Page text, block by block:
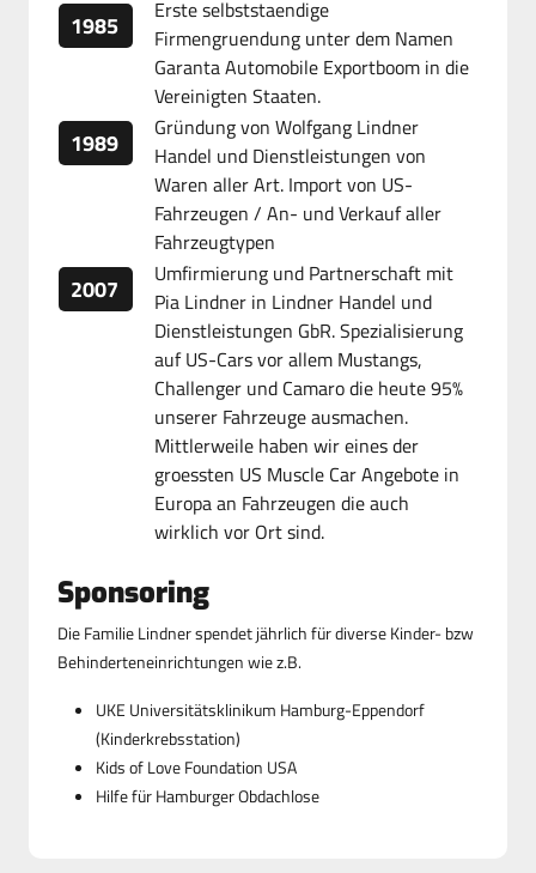
1985
Erste selbststaendige
Firmengruendung unter dem Namen
Garanta Automobile Exportboom in die
Vereinigten Staaten.
1989
Gründung von Wolfgang Lindner
Handel und Dienstleistungen von
Waren aller Art. Import von US-
Fahrzeugen / An- und Verkauf aller
Fahrzeugtypen
2007
Umfirmierung und Partnerschaft mit
Pia Lindner in Lindner Handel und
Dienstleistungen GbR. Spezialisierung
auf US-Cars vor allem Mustangs,
Challenger und Camaro die heute 95%
unserer Fahrzeuge ausmachen.
Mittlerweile haben wir eines der
groessten US Muscle Car Angebote in
Europa an Fahrzeugen die auch
wirklich vor Ort sind.
Sponsoring
Die Familie Lindner spendet jährlich für diverse Kinder- bzw
Behinderteneinrichtungen wie z.B.
UKE Universitätsklinikum Hamburg-Eppendorf
(Kinderkrebsstation)
Kids of Love Foundation USA
Hilfe für Hamburger Obdachlose